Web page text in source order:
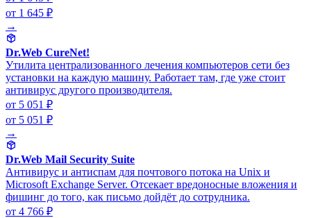
от 1 645 ₽
→
Dr.Web CureNet!
Утилита централизованного лечения компьютеров сети без
установки на каждую машину. Работает там, где уже стоит
антивирус другого производителя.
от 5 051 ₽
от 5 051 ₽
→
Dr.Web Mail Security Suite
Антивирус и антиспам для почтового потока на Unix и
Microsoft Exchange Server. Отсекает вредоносные вложения и
фишинг до того, как письмо дойдёт до сотрудника.
от 4 766 ₽